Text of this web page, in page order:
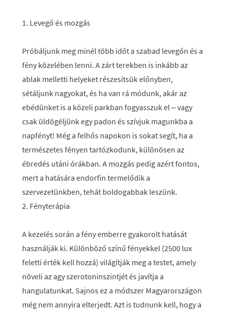
1. Levegő és mozgás
Próbáljunk meg minél több időt a szabad levegőn és a
fény közelében lenni. A zárt terekben is inkább az
ablak melletti helyeket részesítsük előnyben,
sétáljunk nagyokat, és ha van rá módunk, akár az
ebédünket is a közeli parkban fogyasszuk el – vagy
csak üldögéljünk egy padon és szívjuk magunkba a
napfényt! Még a felhős napokon is sokat segít, ha a
természetes fényen tartózkodunk, különösen az
ébredés utáni órákban. A mozgás pedig azért fontos,
mert a hatására endorfin termelődik a
szervezetünkben, tehát boldogabbak leszünk.
2. Fényterápia
A kezelés során a fény emberre gyakorolt hatását
használják ki. Különböző színű fényekkel (2500 lux
feletti érték kell hozzá) világítják meg a testet, amely
növeli az agy szerotoninszintjét és javítja a
hangulatunkat. Sajnos ez a módszer Magyarországon
még nem annyira elterjedt. Azt is tudnunk kell, hogy a